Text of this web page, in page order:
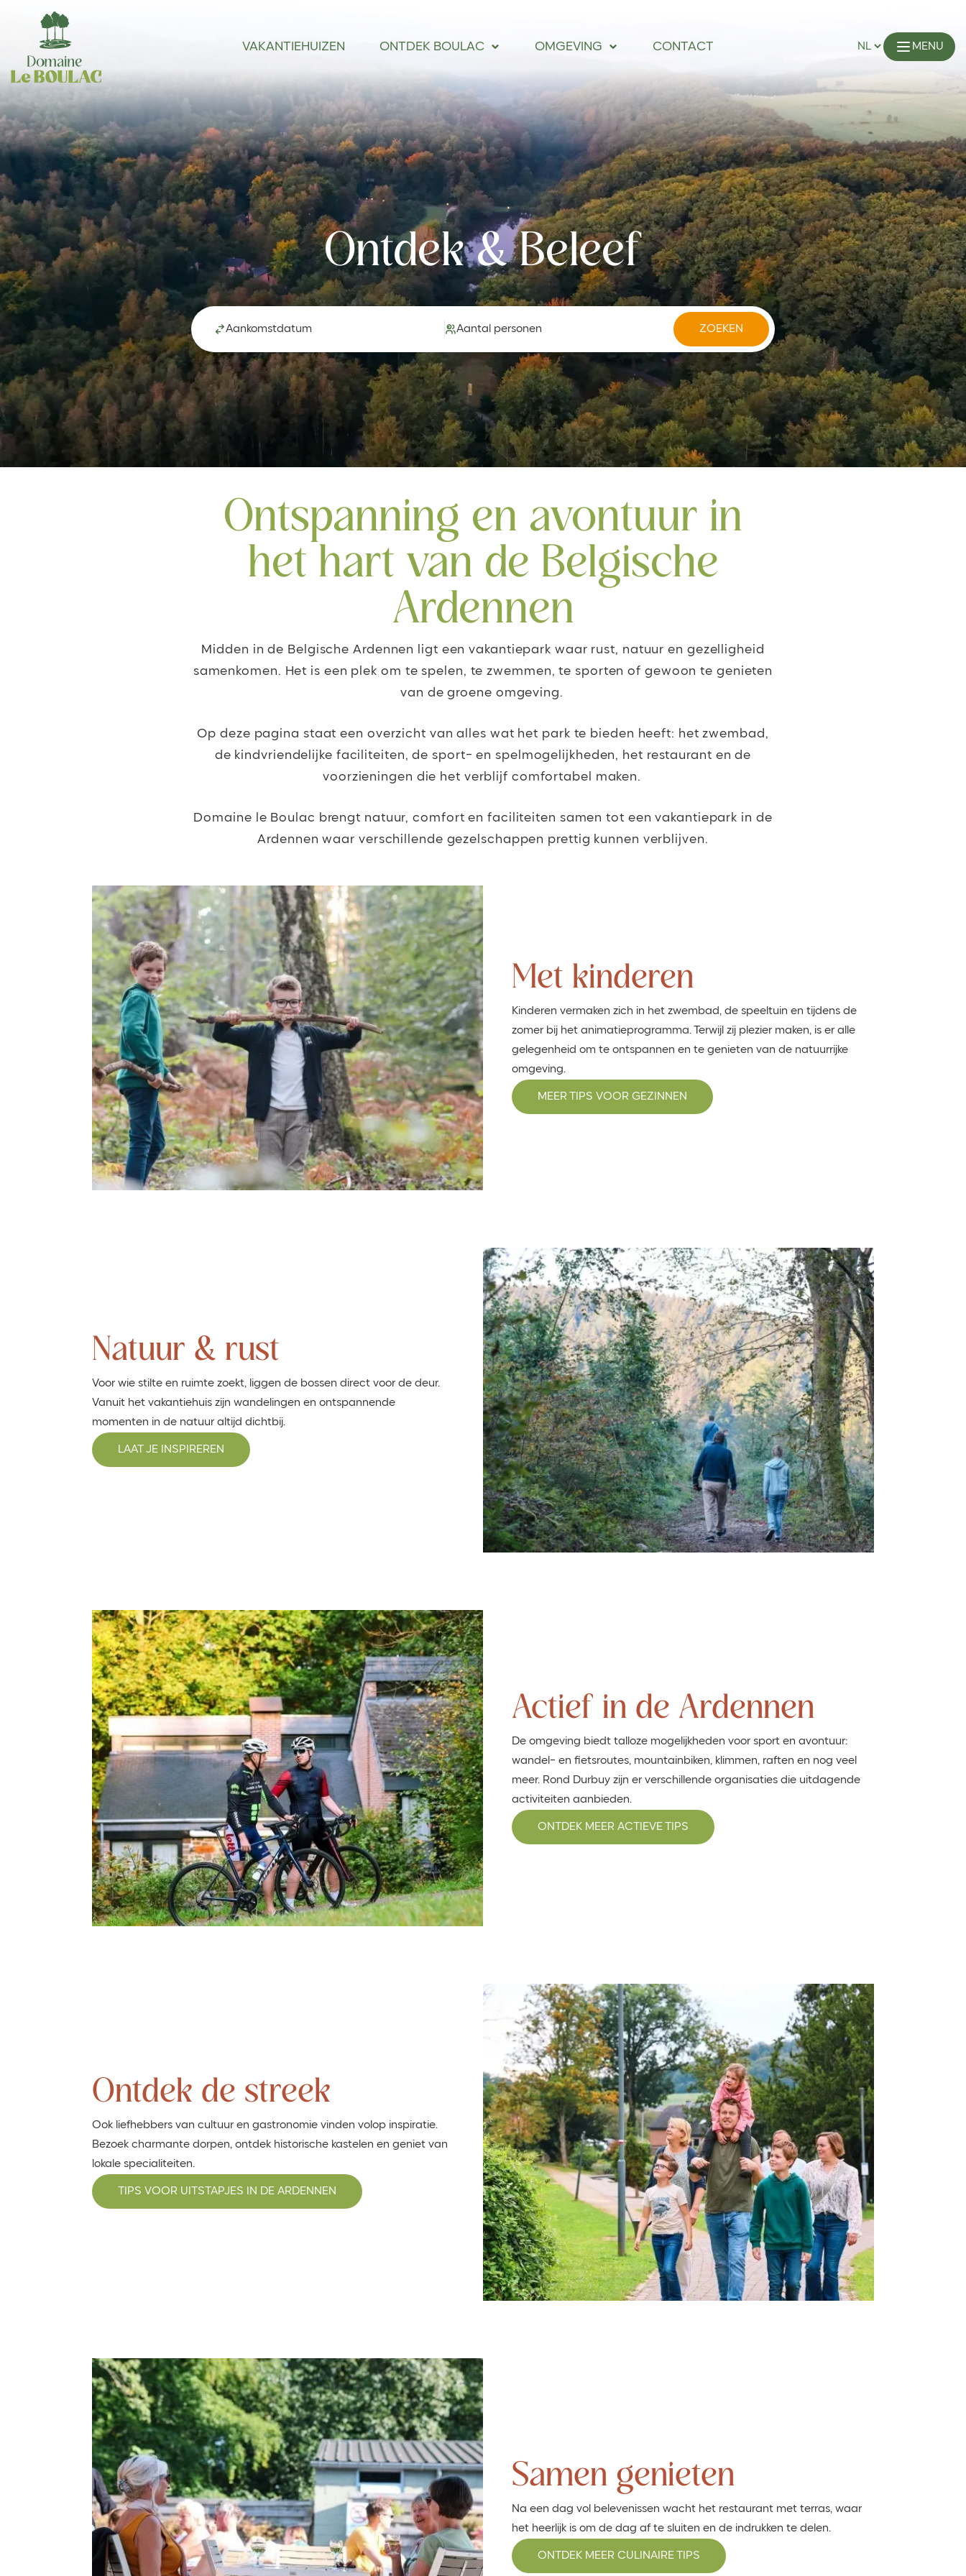
VAKANTIEHUIZEN ONTDEK BOULAC OMGEVING CONTACT MENU
Ontdek & Beleef
Aankomstdatum Aantal personen
Ontspanning en avontuur in
het hart van de Belgische
Ardennen
Midden in de Belgische Ardennen ligt een vakantiepark waar rust, natuur en gezelligheid
samenkomen. Het is een plek om te spelen, te zwemmen, te sporten of gewoon te genieten
van de groene omgeving.
Op deze pagina staat een overzicht van alles wat het park te bieden heeft: het zwembad,
de kindvriendelijke faciliteiten, de sport- en spelmogelijkheden, het restaurant en de
voorzieningen die het verblijf comfortabel maken.
Domaine le Boulac brengt natuur, comfort en faciliteiten samen tot een vakantiepark in de
Ardennen waar verschillende gezelschappen prettig kunnen verblijven.
Met kinderen
Kinderen vermaken zich in het zwembad, de speeltuin en tijdens de
zomer bij het animatieprogramma. Terwijl zij plezier maken, is er alle
gelegenheid om te ontspannen en te genieten van de natuurrijke
omgeving.
MEER TIPS VOOR GEZINNEN
Natuur & rust
Voor wie stilte en ruimte zoekt, liggen de bossen direct voor de deur.
Vanuit het vakantiehuis zijn wandelingen en ontspannende
momenten in de natuur altijd dichtbij.
LAAT JE INSPIREREN
Actief in de Ardennen
De omgeving biedt talloze mogelijkheden voor sport en avontuur:
wandel- en fietsroutes, mountainbiken, klimmen, raften en nog veel
meer. Rond Durbuy zijn er verschillende organisaties die uitdagende
activiteiten aanbieden.
ONTDEK MEER ACTIEVE TIPS
Ontdek de streek
Ook liefhebbers van cultuur en gastronomie vinden volop inspiratie.
Bezoek charmante dorpen, ontdek historische kastelen en geniet van
lokale specialiteiten.
TIPS VOOR UITSTAPJES IN DE ARDENNEN
Samen genieten
Na een dag vol belevenissen wacht het restaurant met terras, waar
het heerlijk is om de dag af te sluiten en de indrukken te delen.
ONTDEK MEER CULINAIRE TIPS